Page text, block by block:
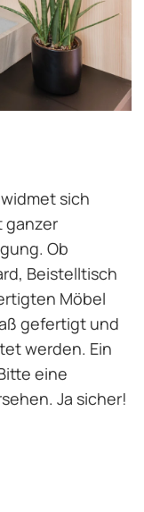
sich
ganzer
Ob
Beistelltisch
Möbel
gefertigt und
werden. Ein
eine
Ja sicher!